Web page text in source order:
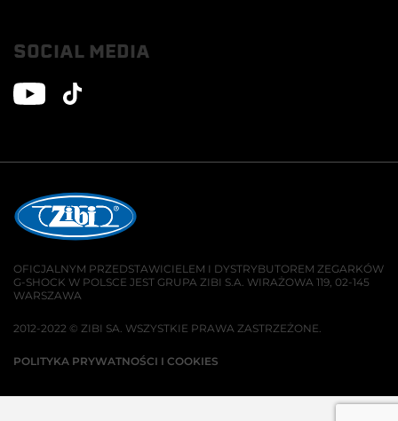
SOCIAL MEDIA
OFICJALNYM PRZEDSTAWICIELEM I DYSTRYBUTOREM ZEGARKÓW
G-SHOCK W POLSCE JEST GRUPA ZIBI S.A. WIRAŻOWA 119, 02-145
WARSZAWA
2012-2022 © ZIBI SA. WSZYSTKIE PRAWA ZASTRZEŻONE.
POLITYKA PRYWATNOŚCI I COOKIES